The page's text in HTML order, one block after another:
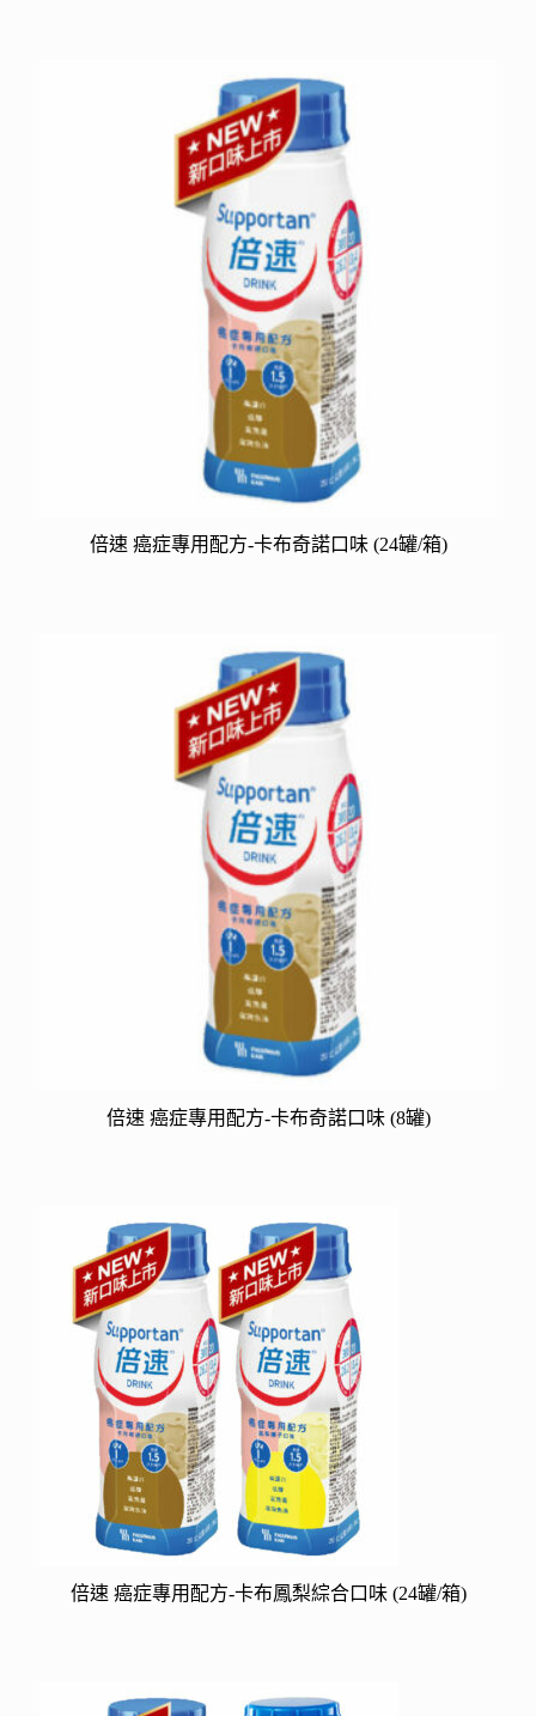
倍速 癌症專用配方-卡布奇諾口味 (24罐/箱)
倍速 癌症專用配方-卡布奇諾口味 (8罐)
倍速 癌症專用配方-卡布鳳梨綜合口味 (24罐/箱)